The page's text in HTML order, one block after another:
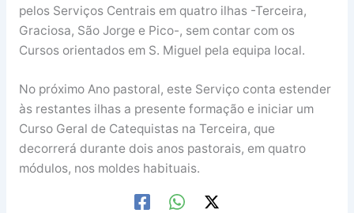
pelos Serviços Centrais em quatro ilhas -Terceira,
Graciosa, São Jorge e Pico-, sem contar com os
Cursos orientados em S. Miguel pela equipa local.
No próximo Ano pastoral, este Serviço conta estender
às restantes ilhas a presente formação e iniciar um
Curso Geral de Catequistas na Terceira, que
decorrerá durante dois anos pastorais, em quatro
módulos, nos moldes habituais.